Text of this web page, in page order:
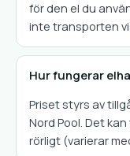
för den el du
inte transporten
Hur fungerar
Priset styrs av
Nord Pool. Det
rörligt (varierar